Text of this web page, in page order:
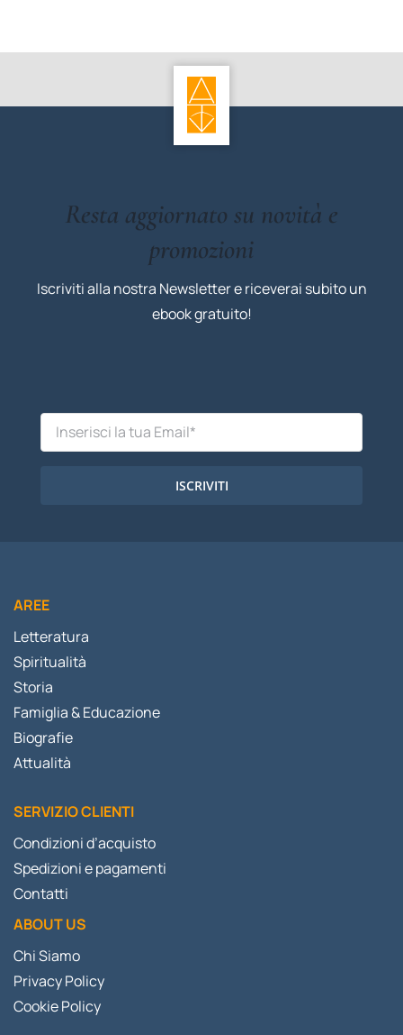
Resta aggiornato su novità e
promozioni
Iscriviti alla nostra Newsletter e riceverai subito un
ebook gratuito!
ISCRIVITI
AREE
Letteratura
Spiritualità
Storia
Famiglia & Educazione
Biografie
Attualità
SERVIZIO CLIENTI
Condizioni d’acquisto
Spedizioni e pagamenti
Contatti
ABOUT US
Chi Siamo
Privacy Policy
Cookie Policy